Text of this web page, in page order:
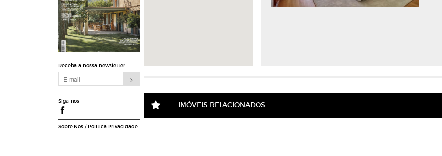
Receba a nossa newsletter
Siga-nos
Sobre Nós/ Política Privacidade
IMÓVEIS RELACIONADOS